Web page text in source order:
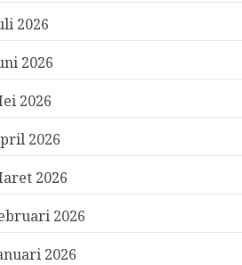
2026
2026
2026
2026
2026
2026
2026